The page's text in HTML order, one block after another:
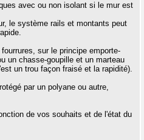
avec ou non isolant si le mur est
le système rails et montants peut
sur le principe emporte-
un chasse-goupille et un marteau
un trou façon fraisé et la rapidité).
par un polyane ou autre,
de vos souhaits et de l'état du